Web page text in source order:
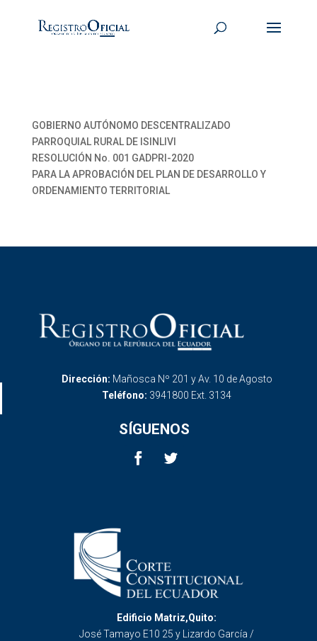
GOBIERNO AUTÓNOMO DESCENTRALIZADO
PARROQUIAL RURAL DE ISINLIVI
RESOLUCIÓN No. 001 GADPRI-2020
PARA LA APROBACIÓN DEL PLAN DE DESARROLLO Y
ORDENAMIENTO TERRITORIAL
Dirección: Mañosca Nº 201 y Av. 10 de Agosto
Teléfono: 3941800 Ext. 3134
SÍGUENOS
Edificio Matriz,Quito:
José Tamayo E10 25 y Lizardo García /